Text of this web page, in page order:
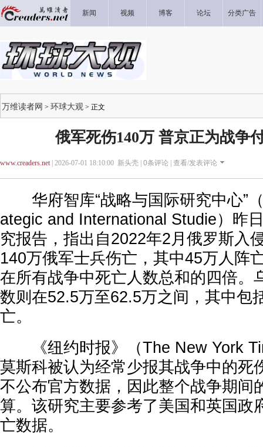
新闻 视频 博客 论坛 分类广告
万维读者网 > 环球大观 > 正文
俄军死伤140万 普京正为战争
www.creaders.net| 2026-07-01 18:10:00 新头壳 | 0条评论 | 查看/发表评论
华府智库“战略与国际研究中心”
ategic and International Studie）昨
究报告，指出自2022年2月俄罗斯入
140万俄军士兵伤亡，其中45万人阵
在所有战争中死亡人数总和的四倍。
数则在52.5万至62.5万之间，其中包
亡。
《纽约时报》（The New York
莫斯科被认为经常少报其战争中的死
不公布官方数据，因此整个战争期间
算。该研究主要参考了美国和英国政
亡数据。